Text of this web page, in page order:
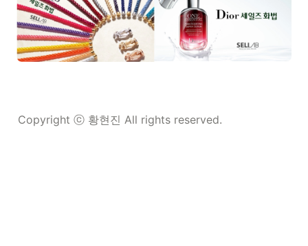
Copyright ⓒ 황현진 All rights reserved.